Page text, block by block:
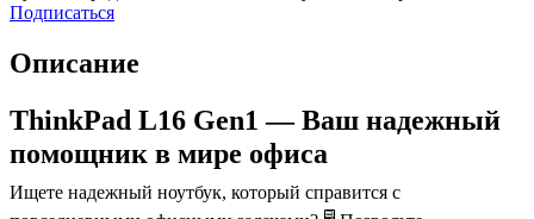
Подписаться
Описание